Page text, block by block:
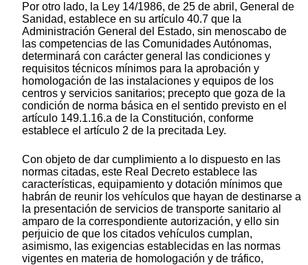
Por otro lado, la Ley 14/1986, de 25 de abril, General de
Sanidad, establece en su artículo 40.7 que la
Administración General del Estado, sin menoscabo de
las competencias de las Comunidades Autónomas,
determinará con carácter general las condiciones y
requisitos técnicos mínimos para la aprobación y
homologación de las instalaciones y equipos de los
centros y servicios sanitarios; precepto que goza de la
condición de norma básica en el sentido previsto en el
artículo 149.1.16.a de la Constitución, conforme
establece el artículo 2 de la precitada Ley.
Con objeto de dar cumplimiento a lo dispuesto en las
normas citadas, este Real Decreto establece las
características, equipamiento y dotación mínimos que
habrán de reunir los vehículos que hayan de destinarse a
la presentación de servicios de transporte sanitario al
amparo de la correspondiente autorización, y ello sin
perjuicio de que los citados vehículos cumplan,
asimismo, las exigencias establecidas en las normas
vigentes en materia de homologación y de tráfico,